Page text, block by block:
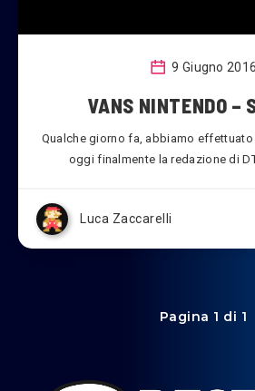
9 Giugno 2016
VANS NINTENDO –
Qualche giorno fa, abbiamo effettuato
oggi finalmente la redazione di
Luca Zaccarelli
Pagina 1 di 1